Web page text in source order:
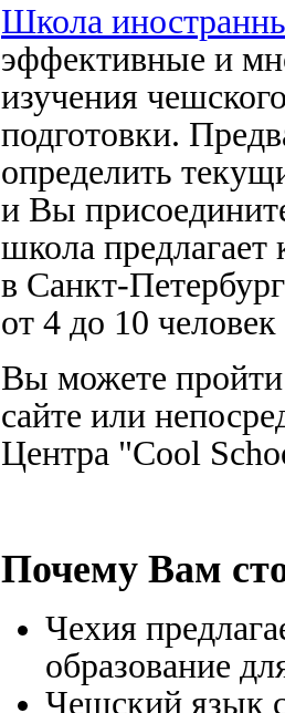
Школа
эффективные и
изучения
подготовки.
определить
и Вы
школа
в Санкт-
от 4 до 10
Вы можете пройти
сайте или
Центра "Cool
Почему Вам
Чехия
образование
Чешский язык